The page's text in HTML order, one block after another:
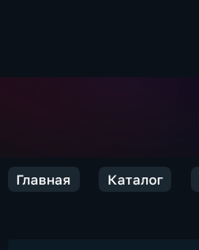
Главная Каталог